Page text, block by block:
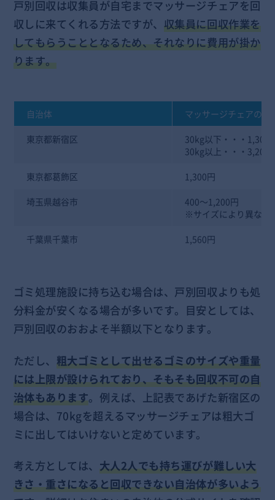
戸別回収は収集員が自宅までマッサージチェアを回
収しに来てくれる方法ですが、 収集員に回収作業を
してもらうこととなるため、それなりに費用が掛か
ります。
自治体 マッサージチェアの回
東京都新宿区
30kg以下・・・1,300
30kg以上・・・3,200
東京都葛飾区 1,300円
埼玉県越谷市
400～1,200円
※サイズにより異なる
千葉県千葉市 1,560円
ゴミ処理施設に持ち込む場合は、戸別回収よりも処
分料金が安くなる場合が多いです。目安としては、
戸別回収のおおよそ半額以下となります。
ただし、 粗大ゴミとして出せるゴミのサイズや重量
には上限が設けられており、そもそも回収不可の自
治体もあります。例えば、上記表であげた新宿区の
場合は、70kgを超えるマッサージチェアは粗大ゴ
ミに出してはいけないと定めています。
考え方としては、 大人2人でも持ち運びが難しい大
きさ・重さになると回収できない自治体が多いよう